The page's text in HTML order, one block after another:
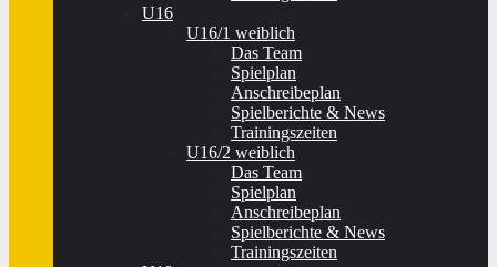
U16
U16/1 weiblich
Das Team
Spielplan
Anschreibeplan
Spielberichte & News
Trainingszeiten
U16/2 weiblich
Das Team
Spielplan
Anschreibeplan
Spielberichte & News
Trainingszeiten